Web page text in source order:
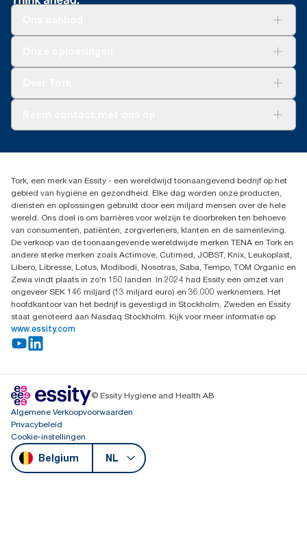
Dispenserklacht
02 766 05 30
Essity Belgium NV
Berkenlaan 8B
1831 MACHELEN
Tork, een merk van Essity - een wereldwijd toonaangevend bedrijf op het
gebied van hygiëne en gezondheid. Elke dag worden onze producten,
diensten en oplossingen gebruikt door een miljard mensen over de hele
wereld. Ons doel is om barrières voor welzijn te doorbreken ten behoeve
van consumenten, patiënten, zorgverleners, klanten en de samenleving.
De verkoop van de toonaangevende wereldwijde merken TENA en Tork en
andere sterke merken zoals Actimove, Cutimed, JOBST, Knix, Leukoplast,
Libero, Libresse, Lotus, Modibodi, Nosotras, Saba, Tempo, TOM Organic en
Zewa vindt plaats in zo'n 150 landen. In 2024 had Essity een omzet van
ongeveer SEK 146 miljard (13 miljard euro) en 36.000 werknemers. Het
hoofdkantoor van het bedrijf is gevestigd in Stockholm, Zweden en Essity
staat genoteerd aan Nasdaq Stockholm. Kijk voor meer informatie op
www.essity.com
© Essity Hygiene and Health AB
Algemene Verkoopvoorwaarden
Privacybeleid
Cookie-instellingen
Belgium NL